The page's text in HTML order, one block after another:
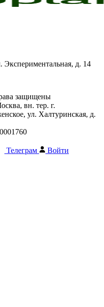
Экспериментальная, д. 14
защищены
вн. тер. г.
ул. Халтуринская, д.
Телеграм Войти